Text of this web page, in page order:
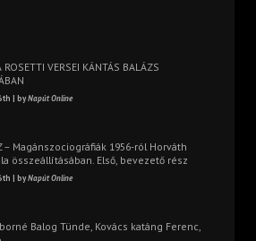
ROSETTI VERSEI KÁNTÁS BALÁZS
| byNapút Online
– Magánszociográfiák 1956-ról Horváth
összeállításában. Első, bevezető rész
| byNapút Online
Balog Tünde, Kovács katáng Ferenc,